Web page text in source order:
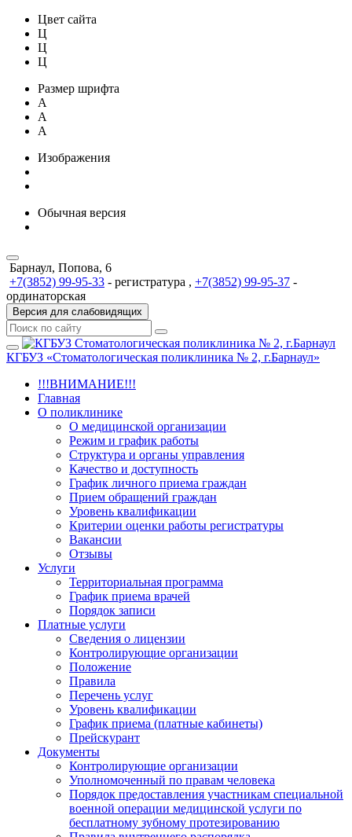
Цвет сайта
Ц
Ц
Ц
Размер шрифта
A
A
A
Изображения
Обычная версия
Барнаул, Попова, 6
+7(3852) 99-95-33 - регистратура , +7(3852) 99-95-37 -
ординаторская
Версия для слабовидящих
КГБУЗ «Стоматологическая поликлиника № 2, г.Барнаул»
!!!ВНИМАНИЕ!!!
Главная
О поликлинике
О медицинской организации
Режим и график работы
Структура и органы управления
Качество и доступность
График личного приема граждан
Прием обращений граждан
Уровень квалификации
Критерии оценки работы регистратуры
Вакансии
Отзывы
Услуги
Территориальная программа
График приема врачей
Порядок записи
Платные услуги
Сведения о лицензии
Контролирующие организации
Положение
Правила
Перечень услуг
Уровень квалификации
График приема (платные кабинеты)
Прейскурант
Документы
Контролирующие организации
Уполномоченный по правам человека
Порядок предоставления участникам специальной
военной операции медицинской услуги по
бесплатному зубному протезированию